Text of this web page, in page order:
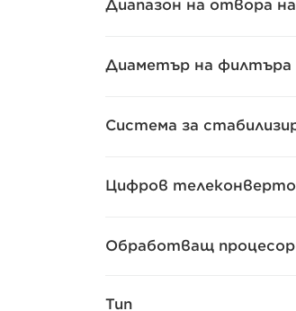
Диапазон на отвора
Диаметър на филтъра
Система за
Цифров
Обработващ процесор
Тип